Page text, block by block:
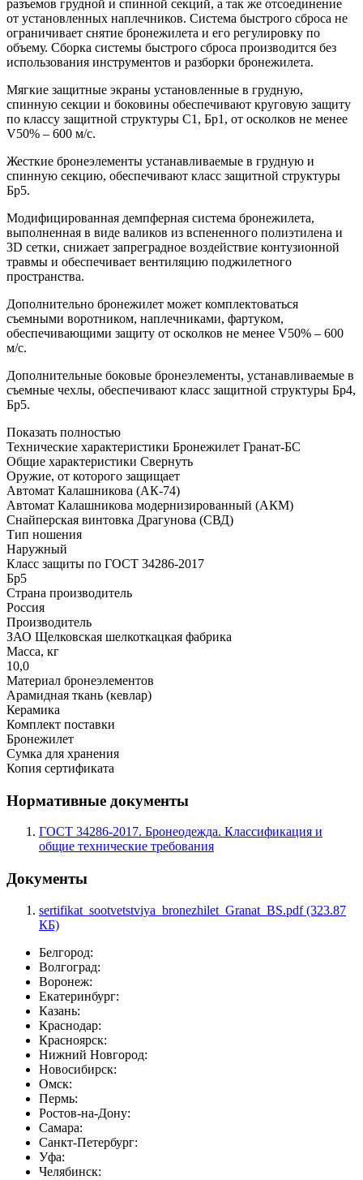
разъемов грудной и спинной секций, а так же отсоединение
от установленных наплечников. Система быстрого сброса не
ограничивает снятие бронежилета и его регулировку по
объему. Сборка системы быстрого сброса производится без
использования инструментов и разборки бронежилета.
Мягкие защитные экраны установленные в грудную,
спинную секции и боковины обеспечивают круговую защиту
по классу защитной структуры С1, Бр1, от осколков не менее
V50% – 600 м/c.
Жесткие бронеэлементы устанавливаемые в грудную и
спинную секцию, обеспечивают класс защитной структуры
Бр5.
Модифицированная демпферная система бронежилета,
выполненная в виде валиков из вспененного полиэтилена и
3D сетки, снижает запреградное воздействие контузионной
травмы и обеспечивает вентиляцию поджилетного
пространства.
Дополнительно бронежилет может комплектоваться
съемными воротником, наплечниками, фартуком,
обеспечивающими защиту от осколков не менее V50% – 600
м/c.
Дополнительные боковые бронеэлементы, устанавливаемые в
съемные чехлы, обеспечивают класс защитной структуры Бр4,
Бр5.
Показать полностью
Технические характеристики Бронежилет Гранат-БС
Общие характеристики Свернуть
Оружие, от которого защищает
Автомат Калашникова (АК-74)
Автомат Калашникова модернизированный (АКМ)
Снайперская винтовка Драгунова (СВД)
Тип ношения
Наружный
Класс защиты по ГОСТ 34286-2017
Бр5
Страна производитель
Россия
Производитель
ЗАО Щелковская шелкоткацкая фабрика
Масса, кг
10,0
Материал бронеэлементов
Арамидная ткань (кевлар)
Керамика
Комплект поставки
Бронежилет
Сумка для хранения
Копия сертификата
Нормативные документы
ГОСТ 34286-2017. Бронеодежда. Классификация и
общие технические требования
Документы
sertifikat_sootvetstviya_bronezhilet_Granat_BS.pdf (323.87
КБ)
Белгород:
Волгоград:
Воронеж:
Екатеринбург:
Казань:
Краснодар:
Красноярск:
Нижний Новгород:
Новосибирск:
Омск:
Пермь:
Ростов-на-Дону:
Самара:
Санкт-Петербург:
Уфа:
Челябинск: